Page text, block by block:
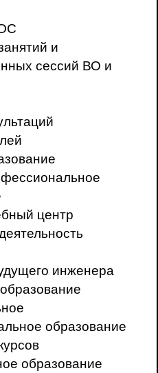
и
сессий ВО и
центр
инженера
образование
образование